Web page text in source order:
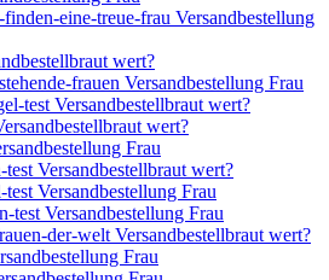
eine-treue-frau Versandbestellung
wert?
frauen Versandbestellung Frau
test Versandbestellbraut wert?
wert?
Frau
Versandbestellbraut wert?
Versandbestellung Frau
test Versandbestellung Frau
der-welt Versandbestellbraut wert?
Frau